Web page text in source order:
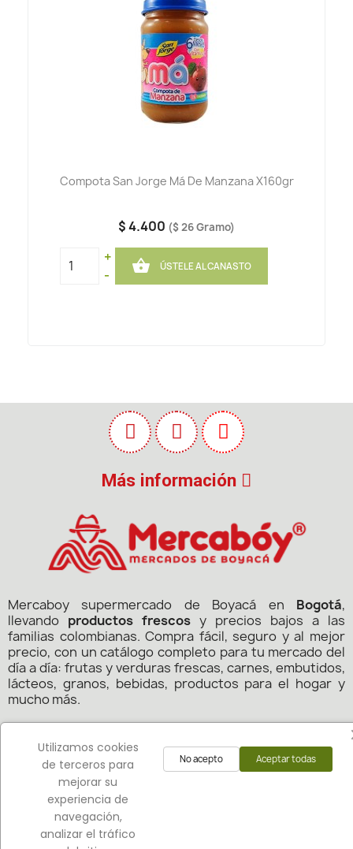
Compota San Jorge Má De Manzana X160gr
$ 4.400 ($ 26 Gramo)
+
-
 ÚSTELE AL CANASTO
Más información
Mercaboy supermercado de Boyacá en Bogotá,
llevando productos frescos y precios bajos a las
familias colombianas. Compra fácil, seguro y al mejor
precio, con un catálogo completo para tu mercado del
día a día: frutas y verduras frescas, carnes, embutidos,
lácteos, granos, bebidas, productos para el hogar y
mucho más.
comodidad para que hagas tu mercado donde estés: en
línea o en nuestras tiendas físicas en Bogotá.
Copyright 2024 - Todos los derechos reservados.
Utilizamos cookies
de terceros para
mejorar su
experiencia de
navegación,
analizar el tráfico
Aceptar todas
No acepto